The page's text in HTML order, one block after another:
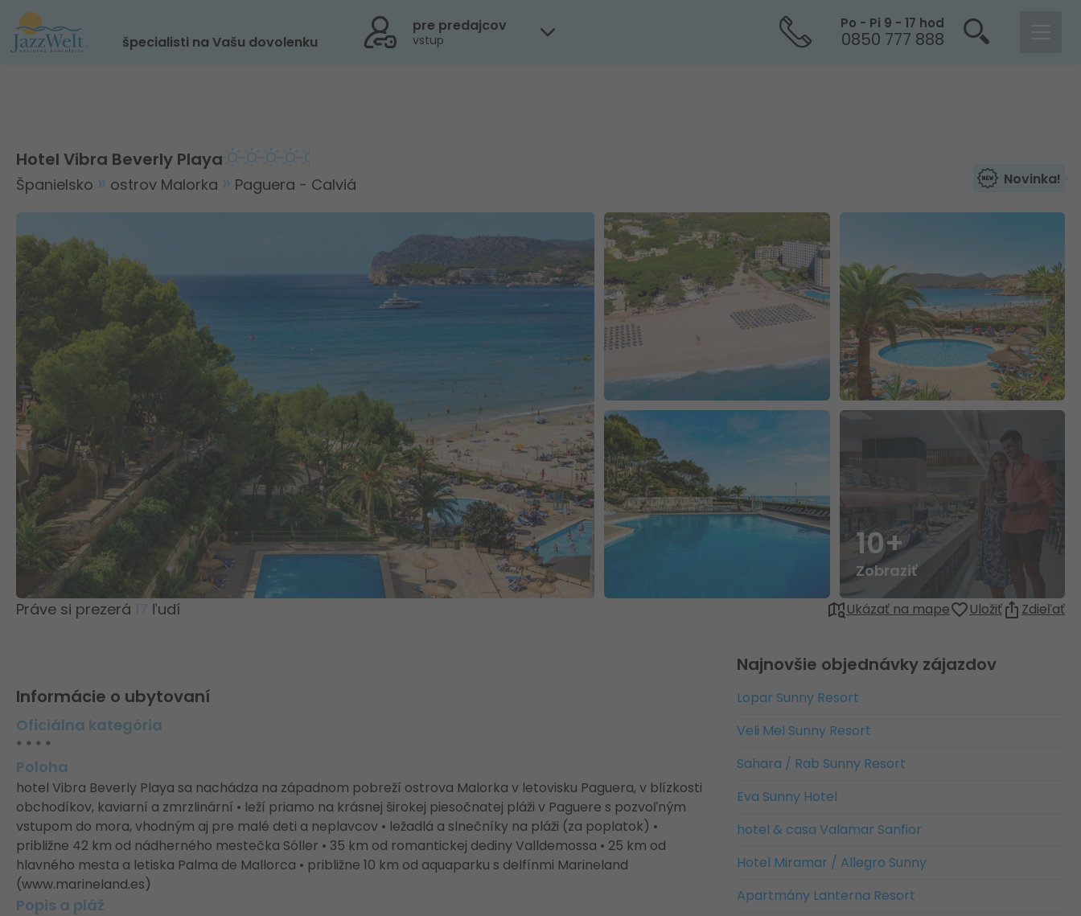
špecialisti na Vašu dovolenku
pre predajcov
vstup
Po - Pi 9 - 17 hod
0850 777 888
Hotel Vibra Beverly Playa
Španielsko ostrov Malorka Paguera - Calviá Novinka!
10+
Zobraziť
Práve si prezerá 17 ľudí Ukázať na mape Uložiť Zdieľať
Informácie o ubytovaní
Oficiálna kategória
* * * *
Poloha
hotel Vibra Beverly Playa sa nachádza na západnom pobreží ostrova Malorka v letovisku Paguera, v blízkosti
obchodíkov, kaviarní a zmrzlinární • leží priamo na krásnej širokej piesočnatej pláži v Paguere s pozvoľným
vstupom do mora, vhodným aj pre malé deti a neplavcov • ležadlá a slnečníky na pláži (za poplatok) •
približne 42 km od nádherného mestečka Sóller • 35 km od romantickej dediny Valldemossa • 25 km od
hlavného mesta a letiska Palma de Mallorca • približne 10 km od aquaparku s delfínmi Marineland
(www.marineland.es)
Popis a pláž
Najnovšie objednávky zájazdov
Lopar Sunny Resort
Veli Mel Sunny Resort
Sahara / Rab Sunny Resort
Eva Sunny Hotel
hotel & casa Valamar Sanfior
Hotel Miramar / Allegro Sunny
Apartmány Lanterna Resort